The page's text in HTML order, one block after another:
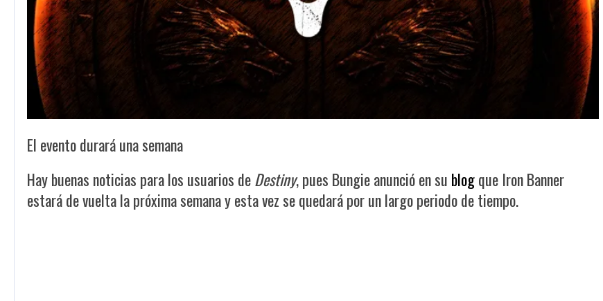
El evento durará una semana
Hay buenas noticias para los usuarios deDestiny, pues Bungie anunció en su blogque Iron Banner
estará de vuelta la próxima semana y esta vez se quedará por un largo periodo de tiempo.